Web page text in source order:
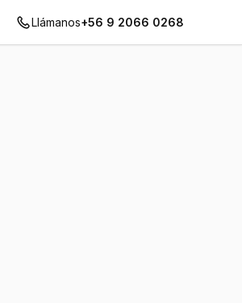
Llámanos+56 9 2066 0268